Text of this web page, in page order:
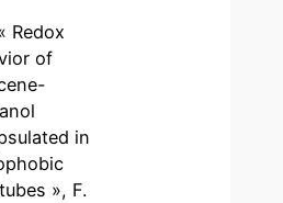
Redox
of
in
», F.